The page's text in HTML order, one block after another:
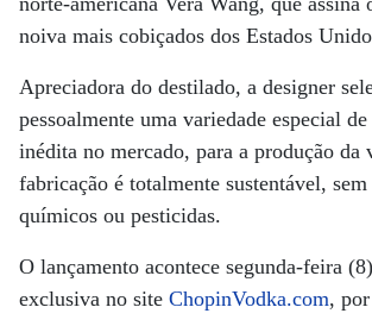
noiva mais cobiçados dos Estados
Apreciadora do destilado, a designer
pessoalmente uma variedade especial
inédita no mercado, para a produção da
fabricação é totalmente sustentável,
químicos ou pesticidas.
O lançamento acontece segunda-feira
exclusiva no site ChopinVodka.com,